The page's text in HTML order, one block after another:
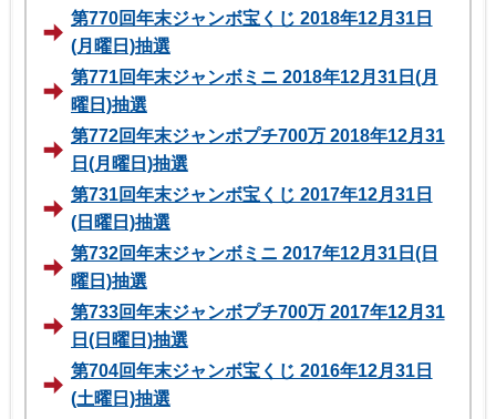
第770回年末ジャンボ宝くじ 2018年12月31日
(月曜日)抽選
第771回年末ジャンボミニ 2018年12月31日(月
曜日)抽選
第772回年末ジャンボプチ700万 2018年12月31
日(月曜日)抽選
第731回年末ジャンボ宝くじ 2017年12月31日
(日曜日)抽選
第732回年末ジャンボミニ 2017年12月31日(日
曜日)抽選
第733回年末ジャンボプチ700万 2017年12月31
日(日曜日)抽選
第704回年末ジャンボ宝くじ 2016年12月31日
(土曜日)抽選